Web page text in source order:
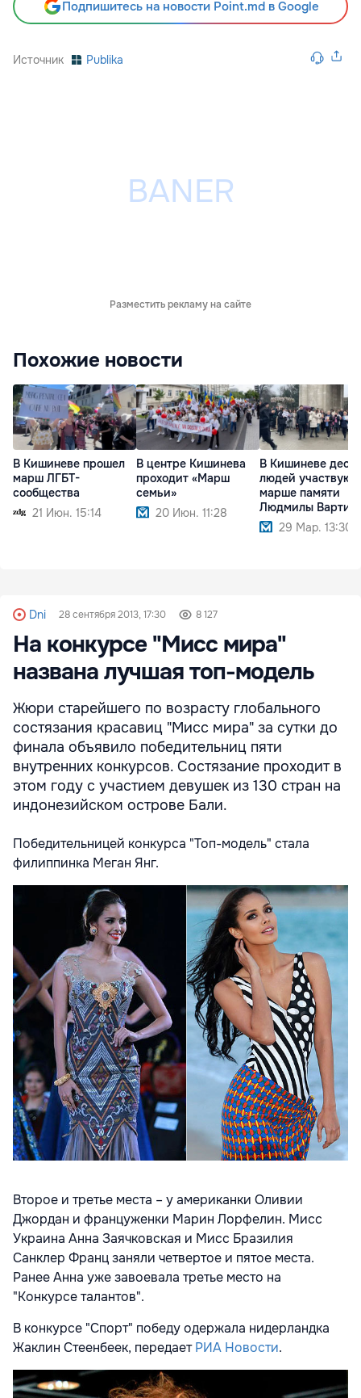
Подпишитесь на новости Point.md в Google
Источник Publika
Разместить рекламу на сайте
Похожие новости
В Кишиневе прошел
марш ЛГБТ-
сообщества
21 Июн. 15:14
В центре Кишинева
проходит «Марш
семьи»
20 Июн. 11:28
В Кишиневе
людей участвуют
марше памяти
Людмилы Вартик
29 Мар. 13:30
Dni 28 сентября 2013, 17:30 8 127
На конкурсе "Мисс мира"
названа лучшая топ-модель
Жюри старейшего по возрасту глобального
состязания красавиц "Мисс мира" за сутки до
финала объявило победительниц пяти
внутренних конкурсов. Состязание проходит в
этом году с участием девушек из 130 стран на
индонезийском острове Бали.
Победительницей конкурса "Топ-модель" стала
филиппинка Меган Янг.
Второе и третье места – у американки Оливии
Джордан и француженки Марин Лорфелин. Мисс
Украина Анна Заячковская и Мисс Бразилия
Санклер Франц заняли четвертое и пятое места.
Ранее Анна уже завоевала третье место на
"Конкурсе талантов".
В конкурсе "Спорт" победу одержала нидерландка
Жаклин Стеенбеек, передаетРИА Новости.